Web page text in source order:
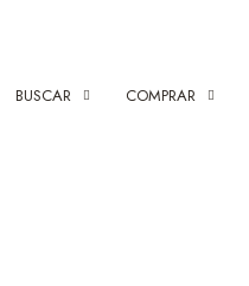
BUSCAR COMPRAR